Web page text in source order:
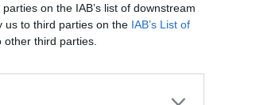
on the IAB’s list of downstream
us to third parties on the IAB’s List of
third parties.